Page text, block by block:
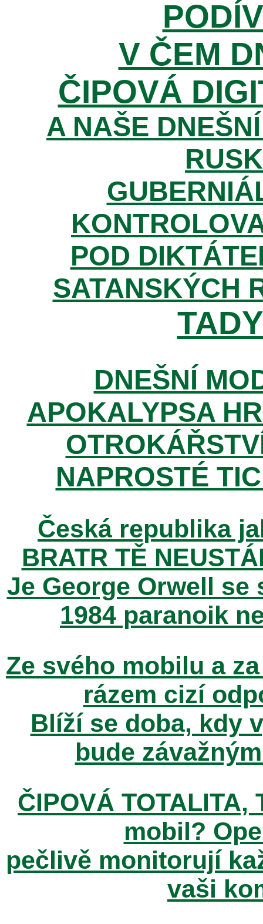
V ČEM
ČIPOVÁ
A NAŠE
POD
SATANSKÝCH
DNEŠNÍ
APOKALYPSA
NAPROSTÉ
Česká republika
BRATR TĚ
Je George Orwell
1984 paranoik
Ze svého mobilu a
rázem cizí
Blíží se doba, kdy
bude
ČIPOVÁ
mobil?
pečlivě monitorují
vaši